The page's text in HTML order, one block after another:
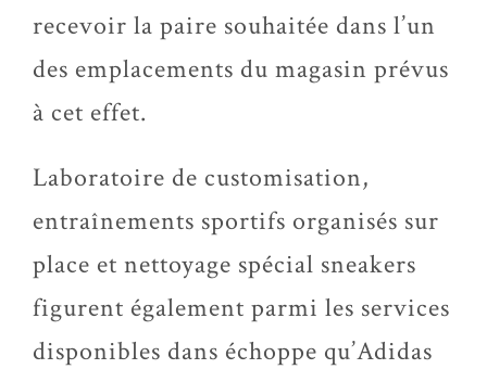
recevoir la paire souhaitée dans l’un
des emplacements du magasin prévus
à cet effet.
Laboratoire de customisation,
entraînements sportifs organisés sur
place et nettoyage spécial sneakers
figurent également parmi les services
disponibles dans échoppe qu’Adidas